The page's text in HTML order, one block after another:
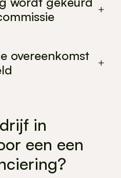
onafhankelijke
beoordeelt.
+
overeenkomst
+
in
een een